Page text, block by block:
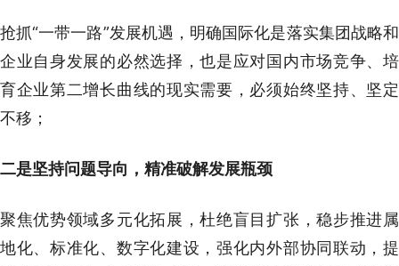
抢抓“一带一路”发展机遇，明确国际化是落实集团战略和
企业自身发展的必然选择，也是应对国内市场竞争、培
育企业第二增长曲线的现实需要，必须始终坚持、坚定
不移；
二是坚持问题导向，精准破解发展瓶颈
聚焦优势领域多元化拓展，杜绝盲目扩张，稳步推进属
地化、标准化、数字化建设，强化内外部协同联动，提